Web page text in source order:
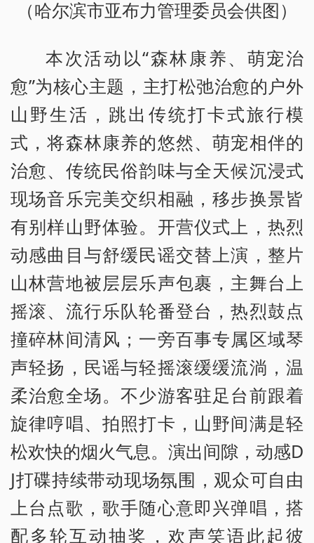
（哈尔滨市亚布力管理委员会供图）
本次活动以“森林康养、萌宠治
愈”为核心主题，主打松弛治愈的户外
山野生活，跳出传统打卡式旅行模
式，将森林康养的悠然、萌宠相伴的
治愈、传统民俗韵味与全天候沉浸式
现场音乐完美交织相融，移步换景皆
有别样山野体验。开营仪式上，热烈
动感曲目与舒缓民谣交替上演，整片
山林营地被层层乐声包裹，主舞台上
摇滚、流行乐队轮番登台，热烈鼓点
撞碎林间清风；一旁百事专属区域琴
声轻扬，民谣与轻摇滚缓缓流淌，温
柔治愈全场。不少游客驻足台前跟着
旋律哼唱、拍照打卡，山野间满是轻
松欢快的烟火气息。演出间隙，动感D
J打碟持续带动现场氛围，观众可自由
上台点歌，歌手随心意即兴弹唱，搭
配多轮互动抽奖，欢声笑语此起彼